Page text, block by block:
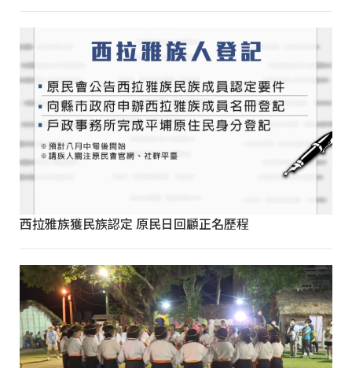
西拉雅族獲民族認定 原民日回顧正名歷程